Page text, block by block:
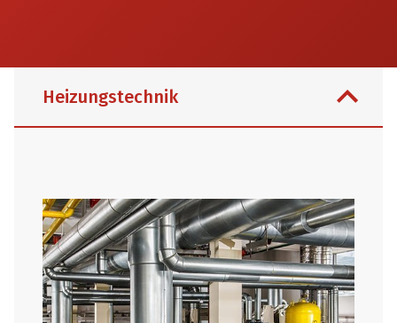
Heizungstechnik